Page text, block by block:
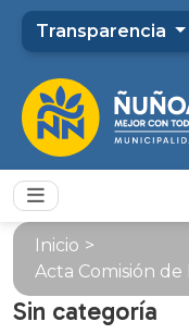
Transparencia
Inicio >
Acta Comisión
Sin categoría